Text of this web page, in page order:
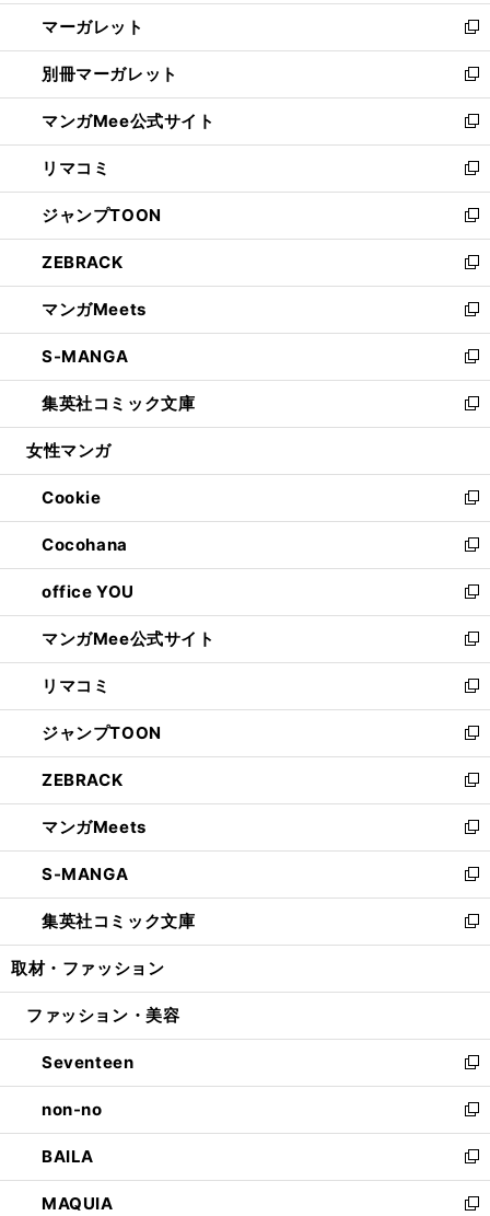
く
ウ
で
開
く
ン
ド
ウ
で
開
く
し
い
ウ
ィ
ン
ド
ウ
で
開
く
マーガレット
新
し
い
ウ
ィ
ン
ド
ウ
で
開
く
別冊マーガレット
新
し
い
ウ
ィ
ン
ド
ウ
で
開
く
マンガMee公式サイト
新
し
い
ウ
ィ
ン
ド
ウ
で
開
く
リマコミ
新
し
い
ウ
ィ
ン
ド
ウ
で
開
く
ジャンプTOON
新
し
い
ウ
ィ
ン
ド
ウ
で
開
ZEBRACK
新
し
い
ウ
ィ
ン
ド
ウ
開
く
マンガMeets
新
し
い
ウ
ィ
ン
ウ
で
開
く
S-MANGA
新
し
い
ウ
ン
ド
ウ
で
開
く
集英社コミック文庫
新
し
ウ
ィ
ン
ド
ウ
で
開
く
女性マンガ
Cookie
新
し
い
ウ
ィ
ン
ド
ウ
で
開
く
Cocohana
新
し
い
ウ
ィ
ン
ド
ウ
で
開
く
office YOU
新
し
い
ウ
ィ
ン
ド
ウ
で
開
く
マンガMee公式サイト
新
し
い
ウ
ィ
ン
ド
ウ
で
開
く
リマコミ
新
し
い
ウ
ィ
ン
ド
ウ
で
開
く
ジャンプTOON
新
し
い
ウ
ィ
ン
ド
ウ
で
開
ZEBRACK
新
し
い
ウ
ィ
ン
ド
ウ
開
マンガMeets
新
し
い
ウ
ィ
ン
ウ
開
く
S-MANGA
新
し
い
ウ
ン
ウ
で
開
く
集英社コミック文庫
新
し
ウ
ン
ド
ウ
で
開
く
取材・ファッション
ファッション・美容
Seventeen
新
し
い
ウ
ィ
ン
ド
non-no
新
し
い
ウ
ィ
BAILA
新
し
い
MAQUIA
新